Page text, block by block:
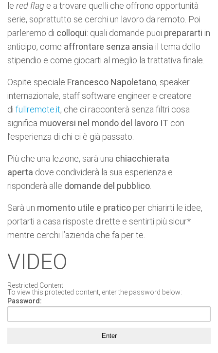
le red flag e a trovare quelli che offrono opportunità
serie, soprattutto se cerchi un lavoro da remoto. Poi
parleremo di colloqui: quali domande puoi prepararti in
anticipo, come affrontare senza ansia il tema dello
stipendio e come giocarti al meglio la trattativa finale.
Ospite speciale Francesco Napoletano, speaker
internazionale, staff software engineer e creatore
di fullremote.it, che ci racconterà senza filtri cosa
significa muoversi nel mondo del lavoro IT con
l’esperienza di chi ci è già passato.
Più che una lezione, sarà una chiacchierata
aperta dove condividerà la sua esperienza e
risponderà alle domande del pubblico
Sarà un momento utile e pratico per chiarirti le idee,
portarti a casa risposte dirette e sentirti più sicur*
mentre cerchi l’azienda che fa per te.
VIDEO
Restricted Content
To view this protected content, enter the password below:
Password: